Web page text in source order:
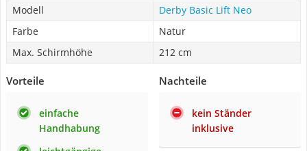
Modell
Derby Basic Lift Neo
Farbe
Natur
Max. Schirmhöhe
212 cm
Vorteile
einfache
Handhabung
Nachteile
kein Ständer
inklusive